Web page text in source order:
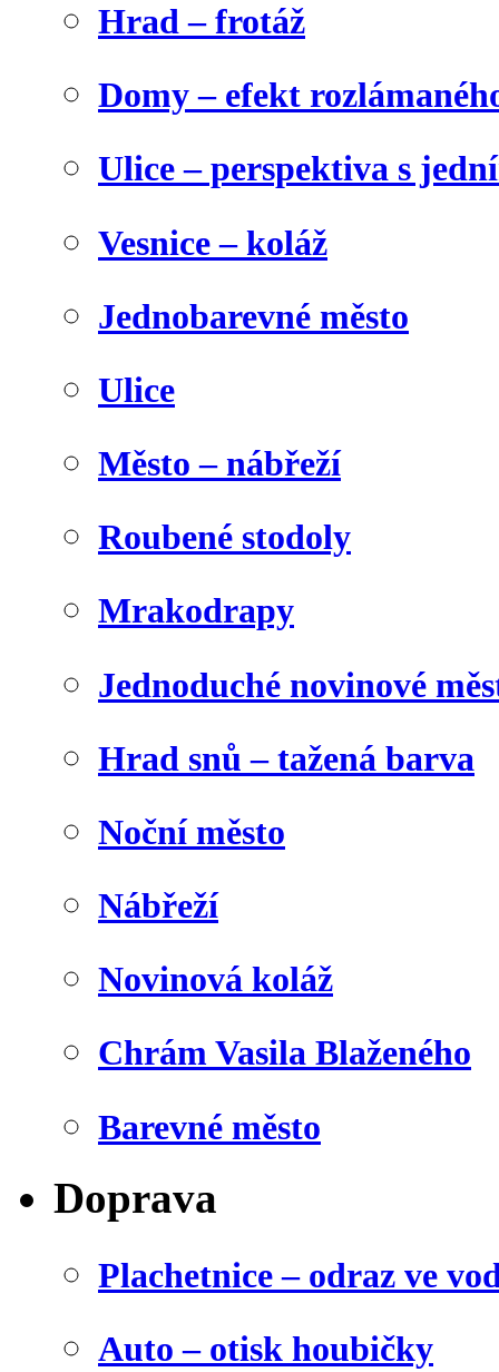
Hrad – frotáž
Domy – efekt
Ulice – perspektiva s
Vesnice – koláž
Jednobarevné město
Ulice
Město – nábřeží
Roubené stodoly
Mrakodrapy
Jednoduché novinové
Hrad snů – tažená barva
Noční město
Nábřeží
Novinová koláž
Chrám Vasila Blaženého
Barevné město
Doprava
Plachetnice – odraz ve
Auto – otisk houbičky